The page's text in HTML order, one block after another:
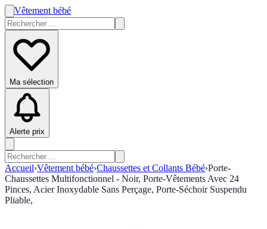
Vêtement bébé
Ma sélection
Alerte prix
Accueil›Vêtement bébé›Chaussettes et Collants Bébé›Porte-
Chaussettes Multifonctionnel - Noir, Porte-Vêtements Avec 24
Pinces, Acier Inoxydable Sans Perçage, Porte-Séchoir Suspendu
Pliable,